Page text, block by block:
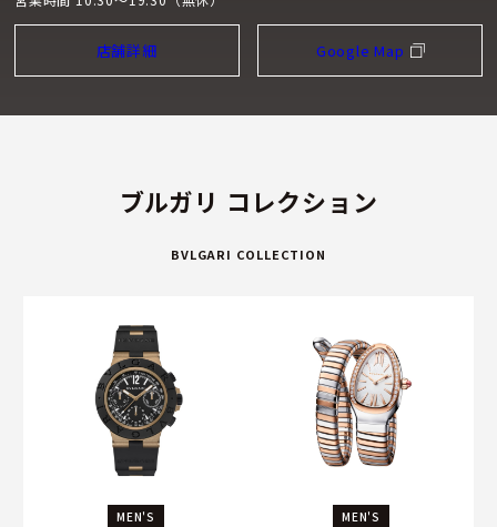
店舗詳細 Google Map
ブルガリ コレクション
BVLGARI COLLECTION
MEN'S MEN'S